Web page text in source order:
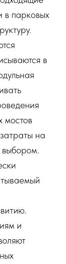
в парковых
в
мостов
на
выбором.
и